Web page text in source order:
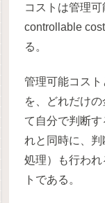
コストは管理
controllable
る。
管理可能コス
を、どれだけ
て自分で判断
れと同時に、
処理）も行わ
トである。